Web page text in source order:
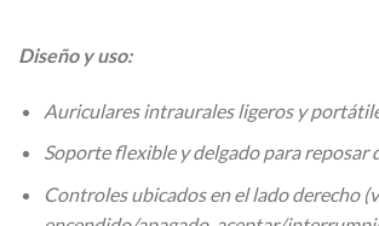
Diseño y uso:
Auriculares intraurales ligeros y
Soporte flexible y delgado para reposar
Controles ubicados en el lado derecho